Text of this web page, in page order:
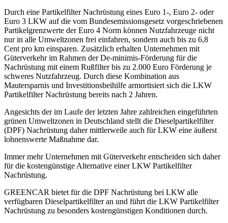
Durch eine Partikelfilter Nachrüstung eines Euro 1-, Euro 2- oder
Euro 3 LKW auf die vom Bundesemissionsgesetz vorgeschriebenen
Partikelgrenzwerte der Euro 4 Norm können Nutzfahrzeuge nicht
nur in alle Umweltzonen frei einfahren, sondern auch bis zu 6,8
Cent pro km einsparen. Zusätzlich erhalten Unternehmen mit
Güterverkehr im Rahmen der De-minimis-Förderung für die
Nachrüstung mit einem Rußfilter bis zu 2.000 Euro Förderung je
schweres Nutzfahrzeug. Durch diese Kombination aus
Mautersparnis und Investitionsbeihilfe armortisiert sich die LKW
Partikelfilter Nachrüstung bereits nach 2 Jahren.
Angesichts der im Laufe der letzten Jahre zahlreichen eingeführten
grünen Umweltzonen in Deutschland stellt die Dieselpartikelfilter
(DPF) Nachrüstung daher mittlerweile auch für LKW eine äußerst
lohnenswerte Maßnahme dar.
Immer mehr Unternehmen mit Güterverkehr entscheiden sich daher
für die kostengünstige Alternative einer LKW Partikelfilter
Nachrüstung.
GREENCAR bietet für die DPF Nachrüstung bei LKW alle
verfügbaren Dieselpartikelfilter an und führt die LKW Partikelfilter
Nachrüstung zu besonders kostengünstigen Konditionen durch.